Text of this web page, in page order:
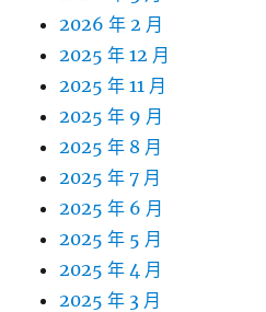
2026 年 2 月
2025 年 12 月
2025 年 11 月
2025 年 9 月
2025 年 8 月
2025 年 7 月
2025 年 6 月
2025 年 5 月
2025 年 4 月
2025 年 3 月